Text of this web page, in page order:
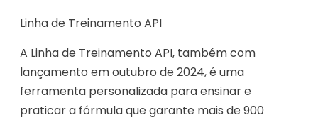
Linha de Treinamento API
A Linha de Treinamento API, também com
lançamento em outubro de 2024, é uma
ferramenta personalizada para ensinar e
praticar a fórmula que garante mais de 900